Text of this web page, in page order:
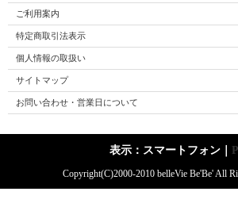
ご利用案内
特定商取引法表示
個人情報の取扱い
サイトマップ
お問い合わせ・営業日について
表示：スマートフォン｜
Copyright(C)2000-2010 belleVie Be'Be' All